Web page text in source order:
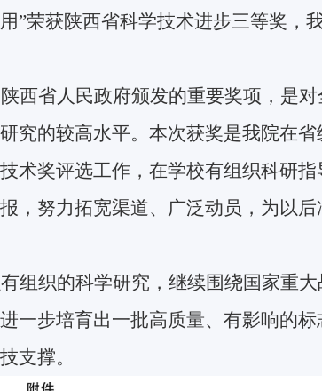
”荣获陕西省科学技术进步三等奖，
西省人民政府颁发的重要奖项，是
究的较高水平。本次获奖是我院在
术奖评选工作，在学校有组织科研
，努力拓宽渠道、广泛动员，为以
组织的科学研究，继续围绕国家重
一步培育出一批高质量、有影响的
支撑。